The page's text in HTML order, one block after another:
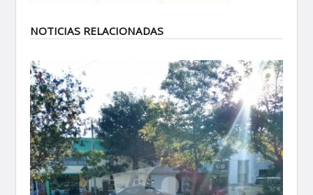
NOTICIAS RELACIONADAS